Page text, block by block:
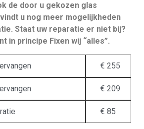
de door u gekozen glas
u nog meer mogelijkheden
Staat uw reparatie er niet bij?
in principe Fixen wij “alles”.
€ 255
€ 209
€ 85